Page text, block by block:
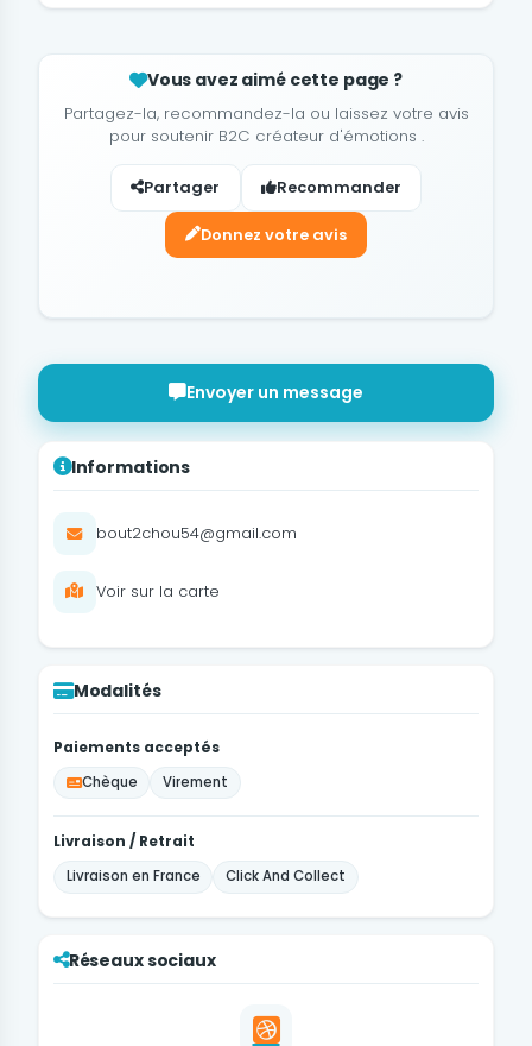
Vous avez aimé cette page ?
Partagez-la, recommandez-la ou laissez votre avis
pour soutenir B2C créateur d'émotions .
Partager Recommander
Donnez votre avis
Envoyer un message
Informations
bout2chou54@gmail.com
Voir sur la carte
Modalités
Paiements acceptés
Chèque
Virement
Livraison / Retrait
Livraison en France
Click And Collect
Réseaux sociaux